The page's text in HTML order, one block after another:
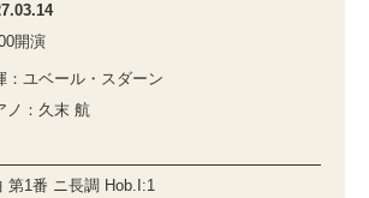
開演
：ユベール・スダーン
ノ：久末 航
第1番 ニ長調 Hob.I:1